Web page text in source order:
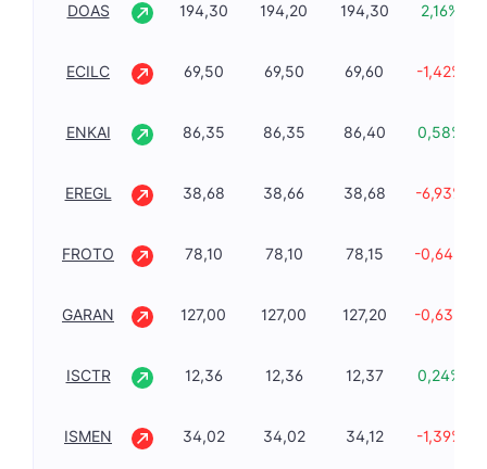
DOAS 194,30 194,20 194,30 2,16%
ECILC 69,50 69,50 69,60 -1,42%
ENKAI 86,35 86,35 86,40 0,58%
EREGL 38,68 38,66 38,68 -6,93%
FROTO 78,10 78,10 78,15 -0,64%
GARAN 127,00 127,00 127,20 -0,63%
ISCTR 12,36 12,36 12,37 0,24%
ISMEN 34,02 34,02 34,12 -1,39%